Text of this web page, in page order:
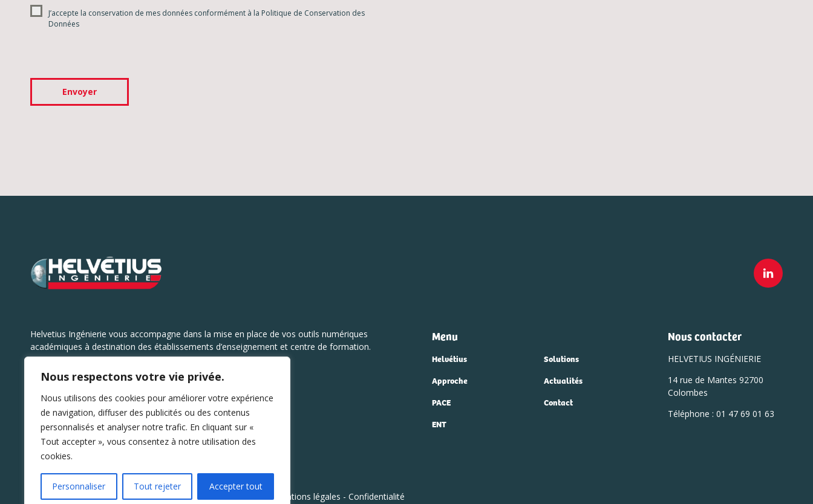
Nous respectons votre vie privée.
Nous utilisons des cookies pour améliorer votre expérience
de navigation, diffuser des publicités ou des contenus
personnalisés et analyser notre trafic. En cliquant sur «
Tout accepter », vous consentez à notre utilisation des
cookies.
Personnaliser Tout rejeter Accepter tout
J’accepte la conservation de mes données conformément à la Politique de Conservation des
Données
Envoyer
Helvetius Ingénierie vous accompagne dans la mise en place de vos outils numériques
académiques à destination des établissements d’enseignement et centre de formation.
Menu
Helvétius
Solutions
Approche
Actualités
PACE
Contact
ENT
Nous contacter
HELVETIUS INGÉNIERIE
14 rue de Mantes 92700
Colombes
Téléphone :01 47 69 01 63
Copyright © 2022 Helvétius Ingénierie - Tous droits réservés - Mentions légales - Confidentialité